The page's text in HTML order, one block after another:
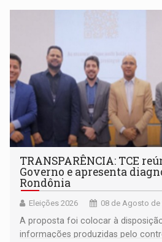
TRANSPARÊNCIA: TCE
Governo e apresenta
Rondônia
Eleições 2026 08 de Agosto de
A proposta foi colocar à
informações produzidas pelo